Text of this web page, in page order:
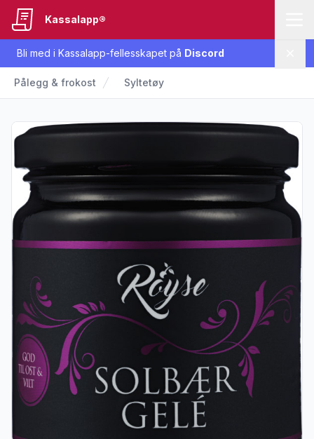
Bli med i Kassalapp-fellesskapet på Discord
Kassalapp®
Pålegg & frokost Syltetøy